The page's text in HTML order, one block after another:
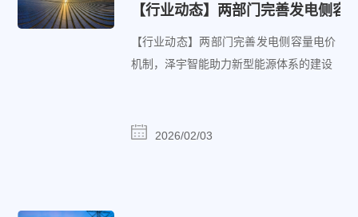
【行业动态】两部门完善发电侧
【行业动态】两部门完善发电侧容量电价
机制，泽宇智能助力新型能源体系的建设
2026/02/03